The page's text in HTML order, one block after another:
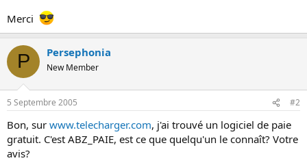
n
Merci
P Persephonia
New Member
5 Septembre 2005 #2
Bon, sur www.telecharger.com, j'ai trouvé un logiciel de paie
gratuit. C'est ABZ_PAIE, est ce que quelqu'un le connaît? Votre
avis?